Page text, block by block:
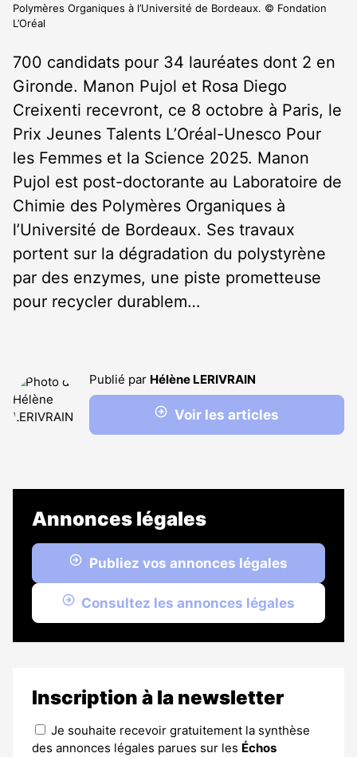
Polymères Organiques à l’Université de Bordeaux. © Fondation
L’Oréal
700 candidats pour 34 lauréates dont 2 en
Gironde. Manon Pujol et Rosa Diego
Creixenti recevront, ce 8 octobre à Paris, le
Prix Jeunes Talents L’Oréal-Unesco Pour
les Femmes et la Science 2025. Manon
Pujol est post-doctorante au Laboratoire de
Chimie des Polymères Organiques à
l’Université de Bordeaux. Ses travaux
portent sur la dégradation du polystyrène
par des enzymes, une piste prometteuse
pour recycler durablem…
Publié par Hélène LERIVRAIN
Voir les articles
Annonces légales
Publiez vos annonces légales
Consultez les annonces légales
Inscription à la newsletter
Je souhaite recevoir gratuitement la synthèse
des annonces légales parues sur les Échos